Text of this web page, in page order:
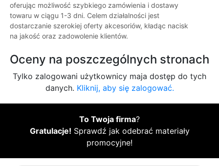
oferując możliwość szybkiego zamówienia i dostawy
towaru w ciągu 1-3 dni. Celem działalności jest
dostarczanie szerokiej oferty akcesoriów, kładąc nacisk
na jakość oraz zadowolenie klientów.
Oceny na poszczególnych stronach
Tylko zalogowani użytkownicy maja dostęp do tych
danych. Kliknij, aby się zalogować.
To Twoja firma?
Gratulacje! Sprawdź jak odebrać materiały
promocyjne!